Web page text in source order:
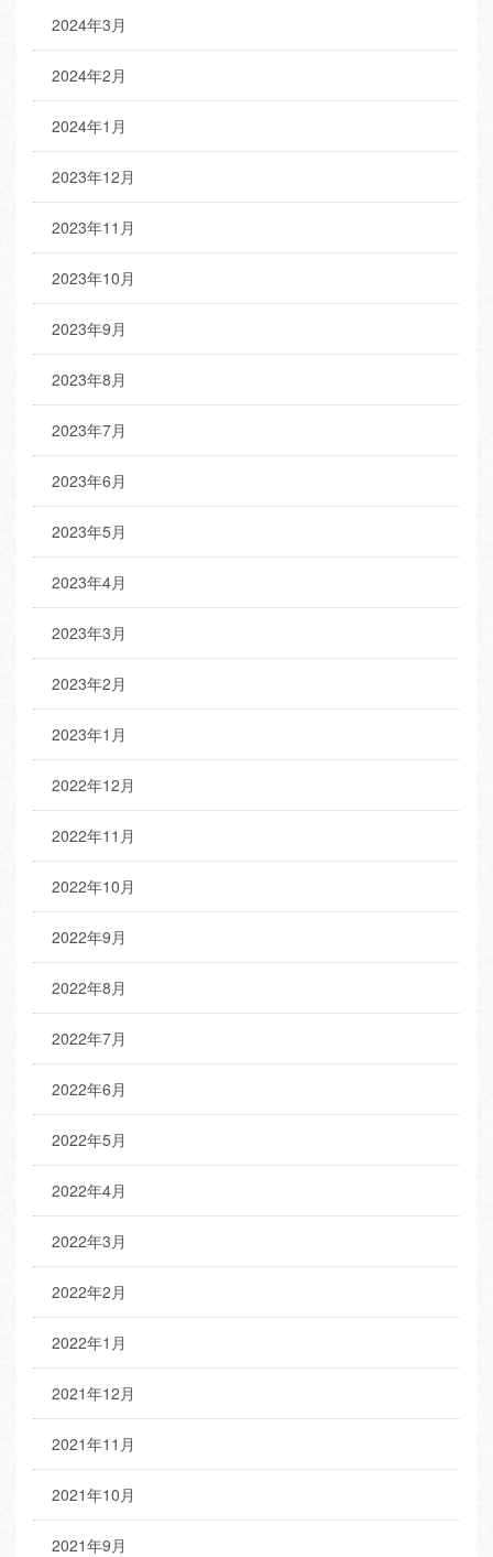
2024年3月
2024年2月
2024年1月
2023年12月
2023年11月
2023年10月
2023年9月
2023年8月
2023年7月
2023年6月
2023年5月
2023年4月
2023年3月
2023年2月
2023年1月
2022年12月
2022年11月
2022年10月
2022年9月
2022年8月
2022年7月
2022年6月
2022年5月
2022年4月
2022年3月
2022年2月
2022年1月
2021年12月
2021年11月
2021年10月
2021年9月